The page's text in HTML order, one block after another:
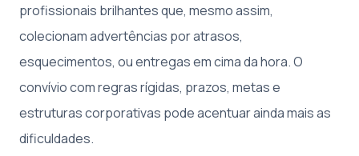
profissionais brilhantes que, mesmo assim,
colecionam advertências por atrasos,
esquecimentos, ou entregas em cima da hora. O
convívio com regras rígidas, prazos, metas e
estruturas corporativas pode acentuar ainda mais as
dificuldades.